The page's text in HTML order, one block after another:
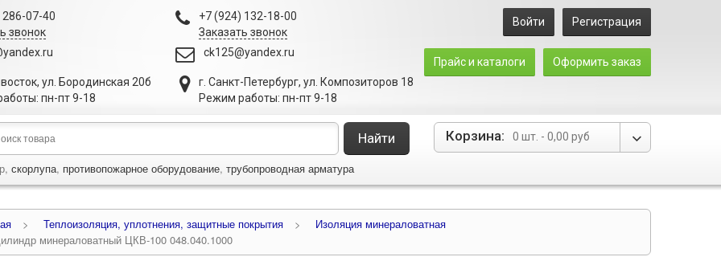
Войти Регистрация
Прайс и каталоги Оформить заказ
286-07-40
звонок
, ул. Бородинская 20б
пн-пт 9-18
+7 (924) 132-18-00
Заказать звонок
ck125@yandex.ru
г. Санкт-Петербург, ул. Композиторов 18
Режим работы: пн-пт 9-18
Корзина: 0 шт. - 0,00 руб
Найти
скорлупа, противопожарное оборудование, трубопроводная арматура
> Теплоизоляция, уплотнения, защитные покрытия >
Изоляция минераловатная
минераловатный ЦКВ-100 048.040.1000